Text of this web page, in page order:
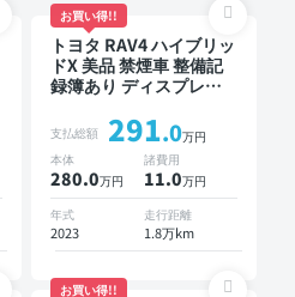
お買い得!!
トヨタ RAV4 ハイブリッ
ドX 美品 禁煙車 整備記
録簿あり ディスプレイ
あり TV オートクルーズ
スマートキー ETC バッ
クモニター ドライブレ
コーダー 衝突軽減
支払総額 291.0万円
本体
280.0万円
諸費用
11.0万円
年式
2023
走行距離
1.8万km
お買い得!!